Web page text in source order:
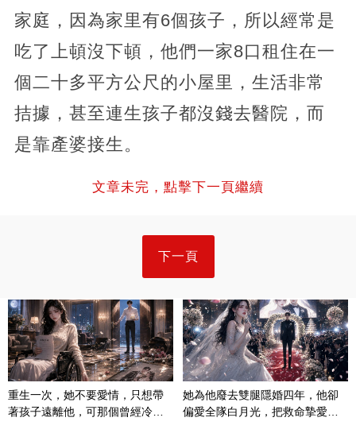
家庭，因為家里有6個孩子，所以經常是
吃了上頓沒下頓，他們一家8口租住在一
個二十多平方公尺的小屋里，生活非常
拮據，甚至連生孩子都沒錢去醫院，而
是靠產婆接生。
文章未完，點擊下一頁繼續
下一頁
重生一次，她不要愛情，只想帶
著孩子遠離他，可那個曾經冷漠
她為他廢去雙腿隱婚四年，他卻
偏愛全隊白月光，把救命摯愛當